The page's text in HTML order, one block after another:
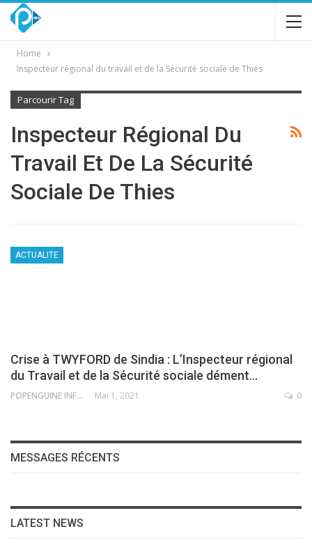
Home
Inspecteur régional du travail et de la Sécurité sociale de Thies
Parcourir Tag
Inspecteur Régional Du
Travail Et De La Sécurité
Sociale De Thies
ACTUALITE
Crise à TWYFORD de Sindia : L’Inspecteur régional
du Travail et de la Sécurité sociale dément…
POPENGUINE INFO Mai 1, 2021 0
MESSAGES RÉCENTS
LATEST NEWS